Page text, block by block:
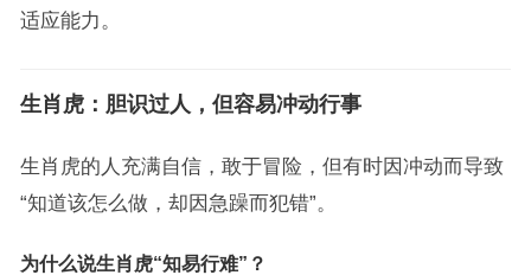
适应能力。
生肖虎：胆识过人，但容易冲动行事
生肖虎的人充满自信，敢于冒险，但有时因冲动而导致
“知道该怎么做，却因急躁而犯错”。
为什么说生肖虎“知易行难”？